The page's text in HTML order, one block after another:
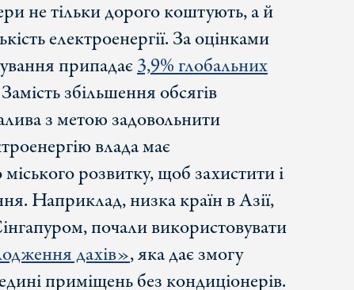
не тільки дорого коштують, а й
електроенергії. За оцінками
припадає3,9% глобальних
збільшення обсягів
з метою задовольнити
влада має
розвитку, щоб захистити і
Наприклад, низка країн в Азії,
почали використовувати
дахів», яка дає змогу
приміщень без кондиціонерів.